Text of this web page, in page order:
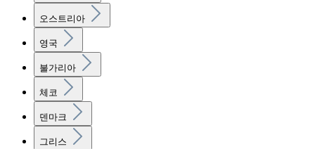
오스트리아
영국
불가리아
체코
덴마크
그리스